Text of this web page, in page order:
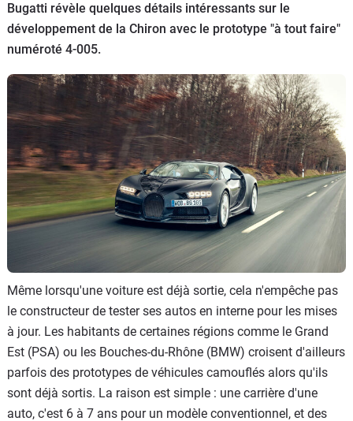
Flottes
Auto
Services
Forum
Moto
Marques
Bugatti révèle quelques détails intéressants sur le
développement de la Chiron avec le prototype "à tout faire"
numéroté 4-005.
Même lorsqu'une voiture est déjà sortie, cela n'empêche pas
le constructeur de tester ses autos en interne pour les mises
à jour. Les habitants de certaines régions comme le Grand
Est (PSA) ou les Bouches-du-Rhône (BMW) croisent d'ailleurs
parfois des prototypes de véhicules camouflés alors qu'ils
sont déjà sortis. La raison est simple : une carrière d'une
auto, c'est 6 à 7 ans pour un modèle conventionnel, et des